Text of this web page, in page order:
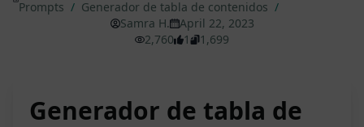
Prompts / Generador de tabla de contenidos /
Samra H.
April 22, 2023
2,760
1 1,699
Generador de tabla de